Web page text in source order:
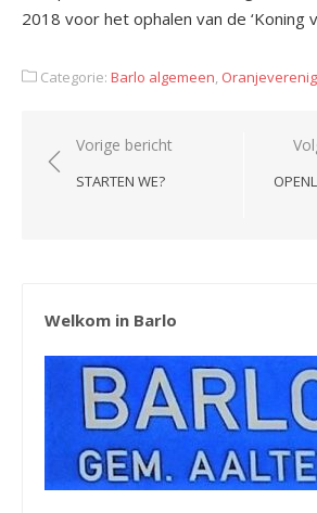
2018 voor het ophalen van de ‘Koning
Categorie: Barlo algemeen,
Bericht
navigatie
Vorige bericht
STARTEN WE?
Welkom in Barlo